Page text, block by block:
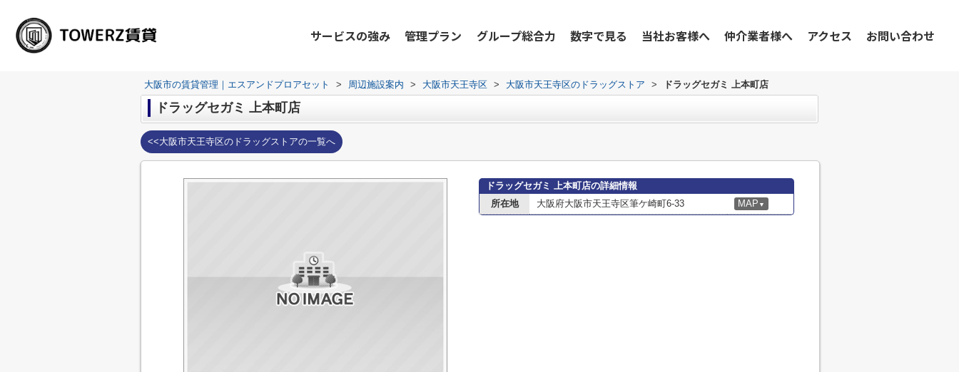
サービスの強み 管理プラン グループ総合力 数字で見る 当社お客様へ 仲介業者様へ アクセス お問い合わせ
大阪市の賃貸管理｜エスアンドプロアセット > 周辺施設案内 > 大阪市天王寺区 > 大阪市天王寺区のドラッグストア > ドラッグセガミ 上本町店
ドラッグセガミ 上本町店
<<大阪市天王寺区のドラッグストアの一覧へ
ドラッグセガミ 上本町店の詳細情報
所在地
大阪府大阪市天王寺区筆ケ崎町6-33 MAP ▼